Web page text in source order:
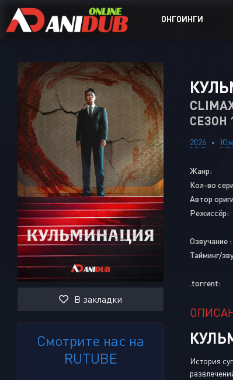
ОНГОИНГИ
В закладки
Смотрите нас на
RUTUBE
СЕЗОН
2026
Жанр:
Кол-во
Автор
Режиссёр:
Озвучание :
Тайминг/
.torrent:
История